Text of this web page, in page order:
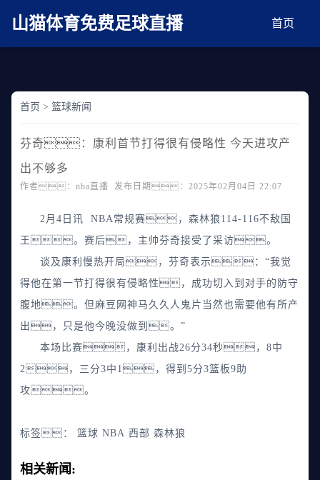
AV在线无码麻豆
山猫体育免费足球直播 首页
首页 > 篮球新闻
芬奇：康利首节打得很有侵略性 今天进攻产
出不够多
作者：nba直播 发布日期：2025年02月04日 22:07
2月4日讯
NBA常规赛，森林狼114-116不敌国
王。赛后，主帅芬奇接受了采访。
谈及康利慢热开局，芬奇表示： “我觉
得他在第一节打得很有侵略性，成功切入到对手的防守
腹地。但麻豆网神马久久人鬼片当然也需要他有所产
出，只是他今晚没做到。 ”
本场比赛，康利出战26分34秒，8中
2，三分3中1，得到5分3篮板9助
攻。
标签： 篮球 NBA 西部 森林狼
相关新闻: